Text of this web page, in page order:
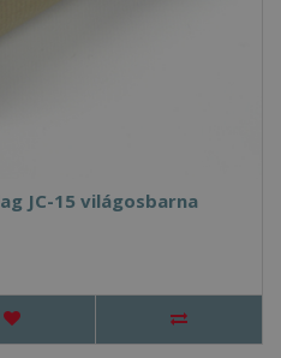
JC-15 világosbarna